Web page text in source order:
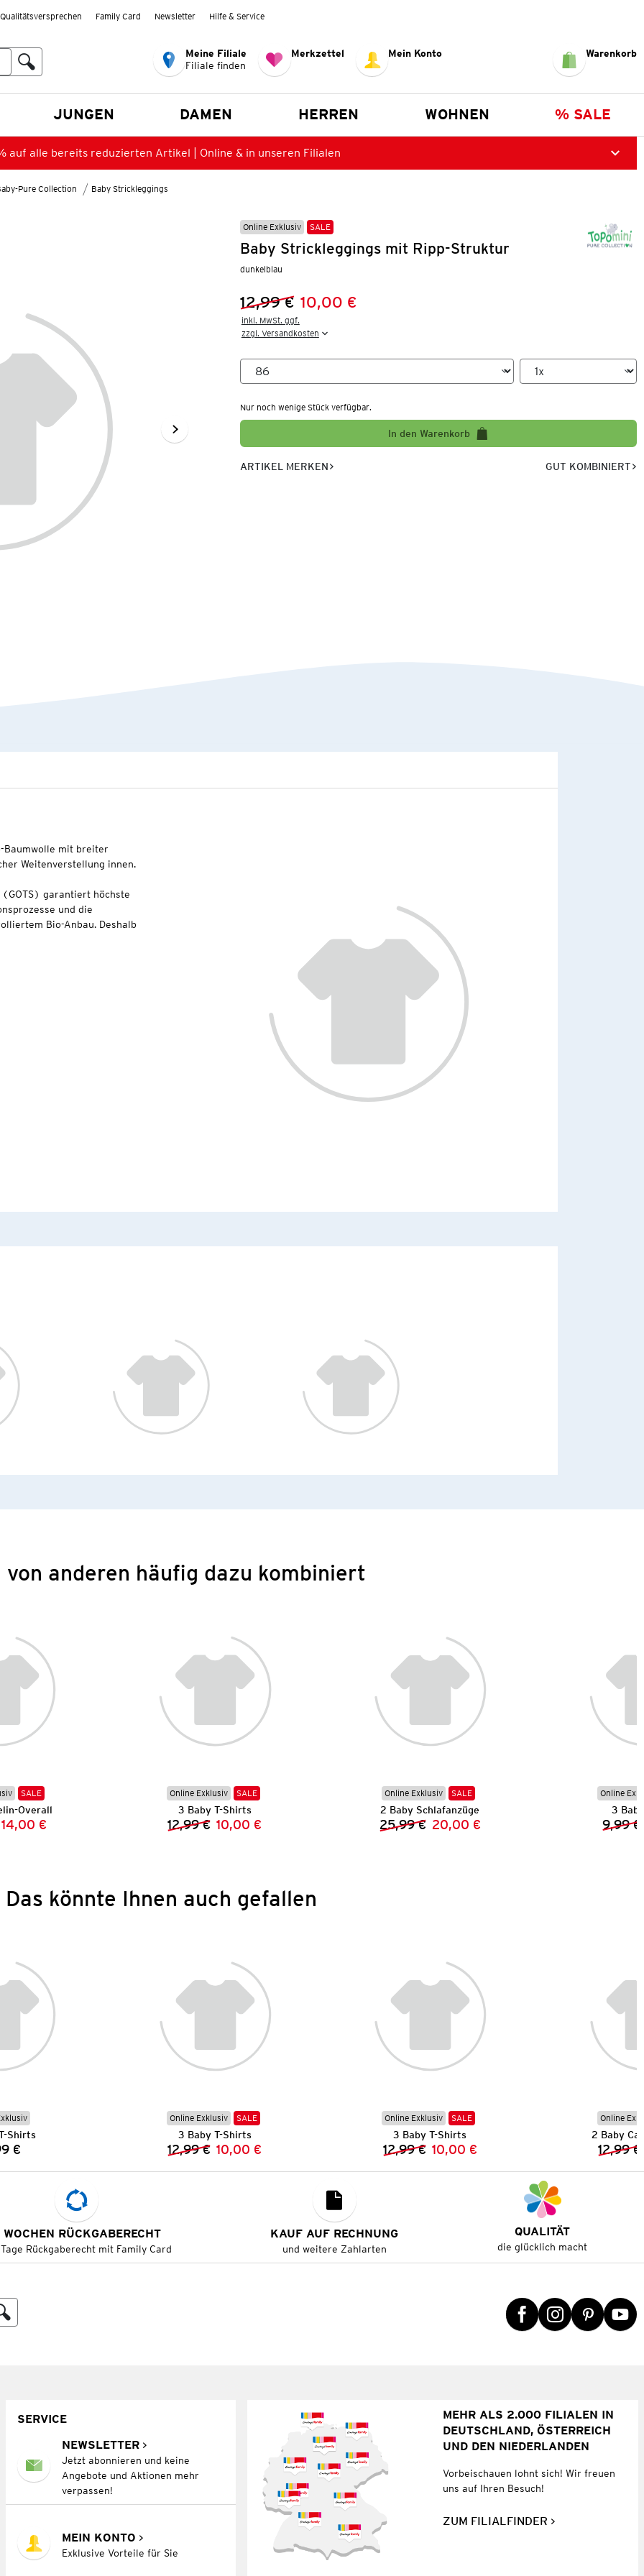
Qualitätsversprechen Family Card Newsletter Hilfe & Service
Meine Filiale
Filiale finden
Merkzettel Mein Konto Warenkorb
JUNGEN DAMEN HERREN WOHNEN % SALE
auf alle bereits reduzierten Artikel | Online & in unseren Filialen
Pure Collection Baby Strickleggings
Online Exklusiv SALE
Baby Strickleggings mit Ripp-Struktur
dunkelblau
Vorheriger Preis:
12,99 €
Neuer Preis:10,00 €
inkl. MwSt. ggf.
zzgl. Versandkosten
Nur noch wenige Stück verfügbar.
In den Warenkorb
ARTIKEL MERKEN GUT KOMBINIERT
Baumwolle mit breiter
Weitenverstellung innen.
(GOTS) garantiert höchste
und die
Bio-Anbau. Deshalb
von anderen häufig dazu kombiniert
SALE
Overall
Preis:
Preis:
14,00 €
Online Exklusiv SALE
3 Baby T-Shirts
Vorheriger Preis:
12,99 € Neuer Preis:
10,00 €
Online Exklusiv SALE
2 Baby Schlafanzüge
Vorheriger Preis:
25,99 € Neuer Preis:
20,00 €
Online
3
9,99 €
Das könnte Ihnen auch gefallen
Shirts
€
Online Exklusiv SALE
3 Baby T-Shirts
Vorheriger Preis:
12,99 € Neuer Preis:
10,00 €
Online Exklusiv SALE
3 Baby T-Shirts
Vorheriger Preis:
12,99 € Neuer Preis:
10,00 €
Online
2 Baby
12,99 €
RÜCKGABERECHT
Rückgaberecht mit Family Card
KAUF AUF RECHNUNG
und weitere Zahlarten
QUALITÄT
die glücklich macht
SERVICE
NEWSLETTER
Jetzt abonnieren und keine
Angebote und Aktionen mehr
verpassen!
MEIN KONTO
Exklusive Vorteile für Sie
MEHR ALS 2.000 FILIALEN IN
DEUTSCHLAND, ÖSTERREICH
UND DEN NIEDERLANDEN
Vorbeischauen lohnt sich! Wir freuen
uns auf Ihren Besuch!
ZUM FILIALFINDER